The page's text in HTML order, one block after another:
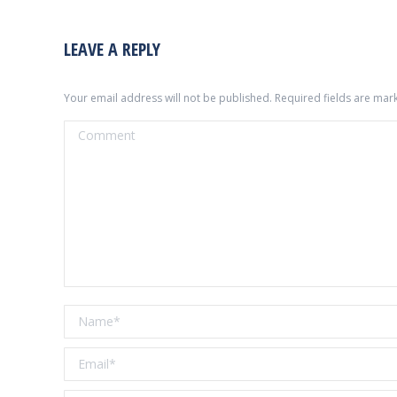
LEAVE A REPLY
Your email address will not be published. Required fields are
Comment
Name *
Email *